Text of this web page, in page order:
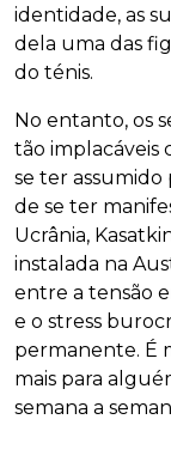
identidade, as
dela uma das
do ténis.
No entanto, os
tão implacáveis
se ter
de se ter
Ucrânia,
instalada na
entre a tensão
e o stress
permanente. É
mais para
semana a